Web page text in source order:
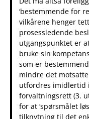
‘bestemmende for
vilkårene henger
prosessledende
utgangspunktet er
bruke sin
som er
mindre det
utfordres imidlertid
forvaltningsrett (3.
for at ‘spørsmålet
tilknytning til det